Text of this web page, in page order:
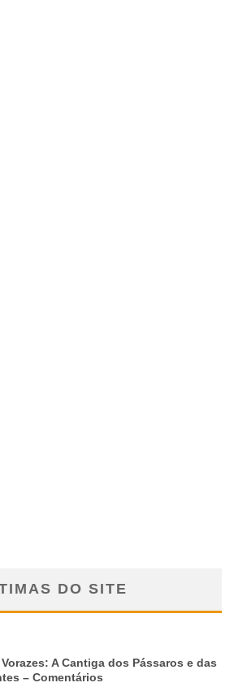
DO SITE
A Cantiga dos Pássaros e das
– Comentários